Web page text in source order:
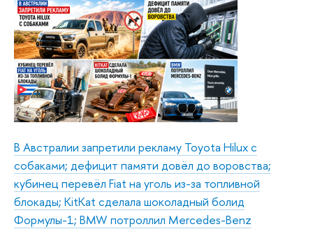
В Австралии запретили рекламу Toyota Hilux с
собаками; дефицит памяти довёл до воровства;
кубинец перевёл Fiat на уголь из-за топливной
блокады; KitKat сделала шоколадный болид
Формулы-1; BMW потроллил Mercedes-Benz